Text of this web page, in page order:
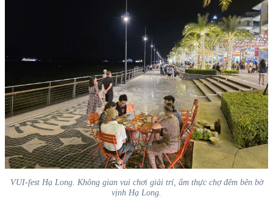
VUI-fest Hạ Long. Không gian vui chơi giải trí, ẩm thực chợ đêm bên bờ
vịnh Hạ Long.